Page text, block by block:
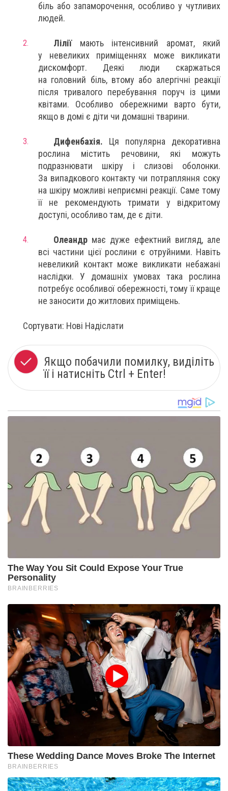
біль або запаморочення, особливо у чутливих
людей.
Лілії мають інтенсивний аромат, який
у невеликих приміщеннях може викликати
дискомфорт. Деякі люди скаржаться
на головний біль, втому або алергічні реакції
після тривалого перебування поруч із цими
квітами. Особливо обережними варто бути,
якщо в домі є діти чи домашні тварини.
Дифенбахія. Ця популярна декоративна
рослина містить речовини, які можуть
подразнювати шкіру і слизові оболонки.
За випадкового контакту чи потрапляння соку
на шкіру можливі неприємні реакції. Саме тому
її не рекомендують тримати у відкритому
доступі, особливо там, де є діти.
Олеандр має дуже ефектний вигляд, але
всі частини цієї рослини є отруйними. Навіть
невеликий контакт може викликати небажані
наслідки. У домашніх умовах така рослина
потребує особливої обережності, тому її краще
не заносити до житлових приміщень.
Сортувати: Нові Надіслати
Якщо побачили помилку, виділіть
її і натисніть Ctrl + Enter!
The Way You Sit Could Expose Your True
Personality
BRAINBERRIES
These Wedding Dance Moves Broke The Internet
BRAINBERRIES